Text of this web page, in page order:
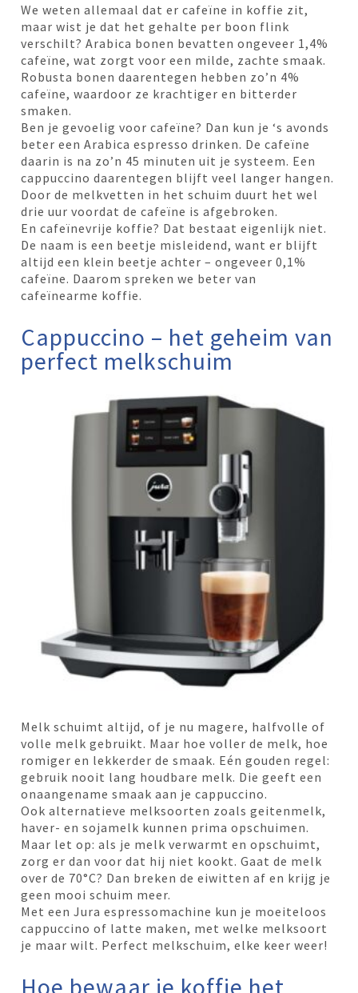
We weten allemaal dat er cafeïne in koffie zit,
maar wist je dat het gehalte per boon flink
verschilt? Arabica bonen bevatten ongeveer 1,4%
cafeïne, wat zorgt voor een milde, zachte smaak.
Robusta bonen daarentegen hebben zo’n 4%
cafeïne, waardoor ze krachtiger en bitterder
smaken.
Ben je gevoelig voor cafeïne? Dan kun je ‘s avonds
beter een Arabica espresso drinken. De cafeïne
daarin is na zo’n 45 minuten uit je systeem. Een
cappuccino daarentegen blijft veel langer hangen.
Door de melkvetten in het schuim duurt het wel
drie uur voordat de cafeïne is afgebroken.
En cafeïnevrije koffie? Dat bestaat eigenlijk niet.
De naam is een beetje misleidend, want er blijft
altijd een klein beetje achter – ongeveer 0,1%
cafeïne. Daarom spreken we beter van
cafeïnearme koffie.
Cappuccino – het geheim van
perfect melkschuim
Melk schuimt altijd, of je nu magere, halfvolle of
volle melk gebruikt. Maar hoe voller de melk, hoe
romiger en lekkerder de smaak. Eén gouden regel:
gebruik nooit lang houdbare melk. Die geeft een
onaangename smaak aan je cappuccino.
Ook alternatieve melksoorten zoals geitenmelk,
haver- en sojamelk kunnen prima opschuimen.
Maar let op: als je melk verwarmt en opschuimt,
zorg er dan voor dat hij niet kookt. Gaat de melk
over de 70°C? Dan breken de eiwitten af en krijg je
geen mooi schuim meer.
Met een Jura espressomachine kun je moeiteloos
cappuccino of latte maken, met welke melksoort
je maar wilt. Perfect melkschuim, elke keer weer!
Hoe bewaar je koffie het